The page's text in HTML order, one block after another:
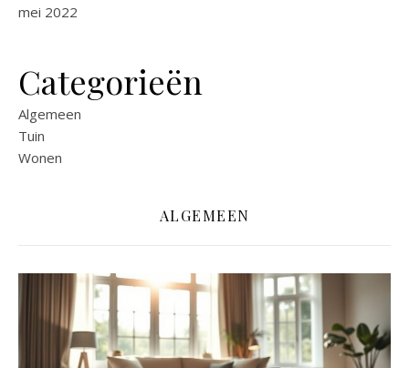
mei 2022
Categorieën
Algemeen
Tuin
Wonen
ALGEMEEN